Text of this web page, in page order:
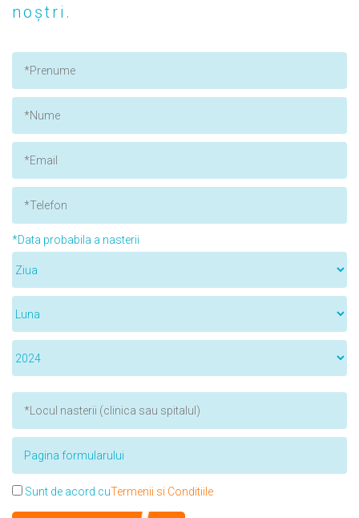
noștri.
*Data probabila a nasterii
Sunt de acord cuTermenii si Conditiile